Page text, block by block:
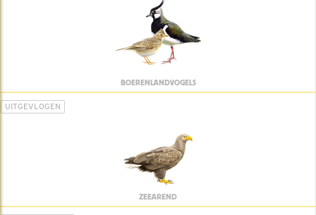
BOERENLANDVOGELS
UITGEVLOGEN
ZEEAREND